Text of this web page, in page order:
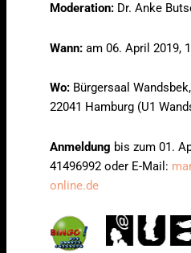
Moderation: Dr. Anke
Wann: am 06. April 2019,
Wo: Bürgersaal
22041 Hamburg (U1
Anmeldung bis zum 01.
41496992 oder E-Mail:
online.de